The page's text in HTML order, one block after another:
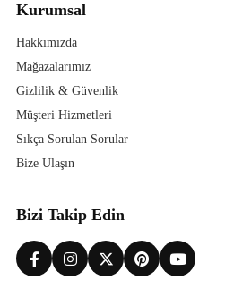
Kurumsal
Hakkımızda
Mağazalarımız
Gizlilik & Güvenlik
Müşteri Hizmetleri
Sıkça Sorulan Sorular
Bize Ulaşın
Bizi Takip Edin